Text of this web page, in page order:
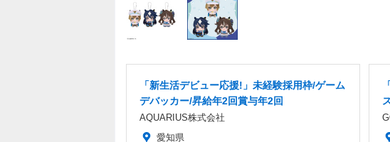
「新生活デビュー応援!」未経験採用枠/ゲーム
デバッカー/昇給年2回賞与年2回
AQUARIUS株式会社
愛知県